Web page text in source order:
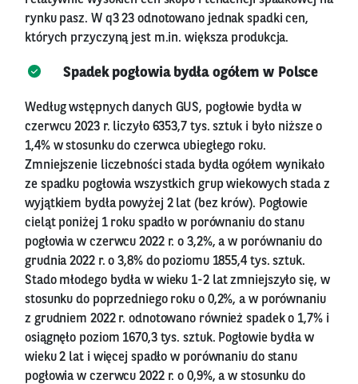
rynku pasz. W q3 23 odnotowano jednak spadki cen,
których przyczyną jest m.in. większa produkcja.
Spadek pogłowia bydła ogółem w Polsce
Według wstępnych danych GUS, pogłowie bydła w
czerwcu 2023 r. liczyło 6353,7 tys. sztuk i było niższe o
1,4% w stosunku do czerwca ubiegłego roku.
Zmniejszenie liczebności stada bydła ogółem wynikało
ze spadku pogłowia wszystkich grup wiekowych stada z
wyjątkiem bydła powyżej 2 lat (bez krów). Pogłowie
cieląt poniżej 1 roku spadło w porównaniu do stanu
pogłowia w czerwcu 2022 r. o 3,2%, a w porównaniu do
grudnia 2022 r. o 3,8% do poziomu 1855,4 tys. sztuk.
Stado młodego bydła w wieku 1-2 lat zmniejszyło się, w
stosunku do poprzedniego roku o 0,2%, a w porównaniu
z grudniem 2022 r. odnotowano również spadek o 1,7% i
osiągnęło poziom 1670,3 tys. sztuk. Pogłowie bydła w
wieku 2 lat i więcej spadło w porównaniu do stanu
pogłowia w czerwcu 2022 r. o 0,9%, a w stosunku do